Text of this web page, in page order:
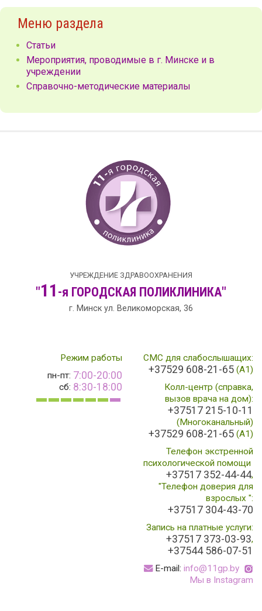
Меню раздела
Статьи
Мероприятия, проводимые в г. Минске и в
учреждении
Справочно-методические материалы
УЧРЕЖДЕНИЕ ЗДРАВООХРАНЕНИЯ
"11 -я ГОРОДСКАЯ ПОЛИКЛИНИКА"
г. Минск ул. Великоморская, 36
Режим работы
пн-пт: 7:00-20:00
сб: 8:30-18:00
СМС для слабослышащих:
+37529 608-21-65 (А1)
Колл-центр (справка,
вызов врача на дом):
+37517 215-10-11
(Многоканальный)
+37529 608-21-65 (A1)
Телефон экстренной
психологической помощи
+37517 352-44-44,
"Телефон доверия для
взрослых ":
+37517 304-43-70
Запись на платные услуги:
+37517 373-03-93,
+37544 586-07-51
E-mail: info@11gp.by
Мы в Instagram